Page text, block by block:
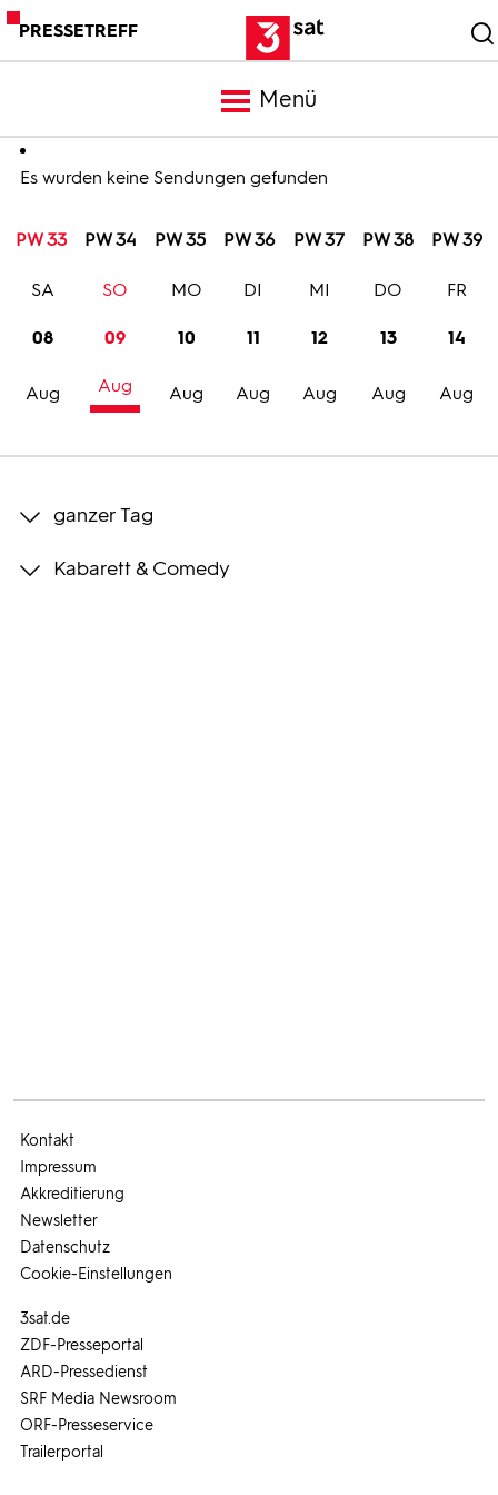
PRESSETREFF
Menü
Meldungen
Programm
Trailer
Bilder
Es wurden keine Sendungen gefunden
PW 33 PW 34 PW 35 PW 36 PW 37 PW 38 PW 39
08
Aug
SA
09
Aug
SO
10
Aug
MO
11
Aug
DI
12
Aug
MI
13
Aug
DO
14
Aug
FR
ganzer Tag
Kabarett & Comedy
3sat.de
ZDF-Presseportal
ARD-Pressedienst
SRF Media Newsroom
ORF-Presseservice
Trailerportal
Kontakt
Impressum
Akkreditierung
Newsletter
Datenschutz
Cookie-Einstellungen